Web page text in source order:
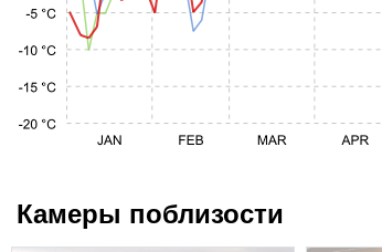
Камеры поблизости